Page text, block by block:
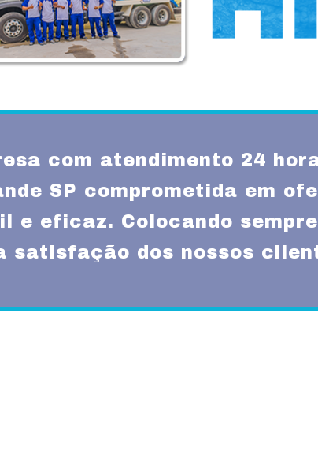
com atendimento 24
SP comprometida em
e eficaz. Colocando
satisfação dos nossos